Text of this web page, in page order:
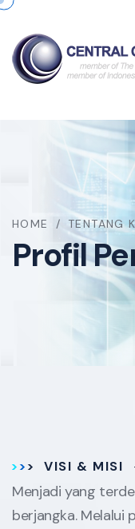
HOME / TENTANG
Profil
VISI & MISI
Menjadi yang
berjangka. Melalui